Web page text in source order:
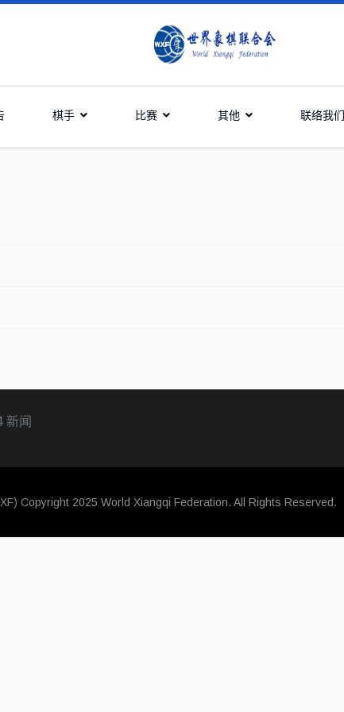
棋手 比赛 其他 联络我们
新闻
Copyright 2025 World Xiangqi Federation. All Rights Reserved.